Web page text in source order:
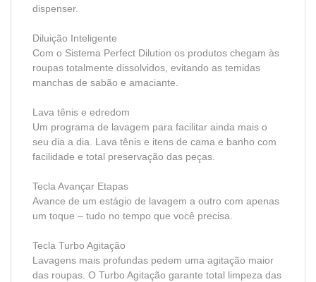
dispenser.
Diluição Inteligente
Com o Sistema Perfect Dilution os produtos chegam às
roupas totalmente dissolvidos, evitando as temidas
manchas de sabão e amaciante.
Lava tênis e edredom
Um programa de lavagem para facilitar ainda mais o
seu dia a dia. Lava tênis e itens de cama e banho com
facilidade e total preservação das peças.
Tecla Avançar Etapas
Avance de um estágio de lavagem a outro com apenas
um toque – tudo no tempo que você precisa.
Tecla Turbo Agitação
Lavagens mais profundas pedem uma agitação maior
das roupas. O Turbo Agitação garante total limpeza das